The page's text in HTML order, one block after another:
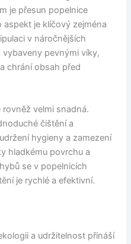
je přesun popelnice
je klíčový zejména
v náročnějších
vybaveny pevnými víky,
chrání obsah před
velmi snadná.
čištění a
hygieny a zamezení
hladkému povrchu a
se v popelnicích
je rychlé a efektivní.
a udržitelnost přináší